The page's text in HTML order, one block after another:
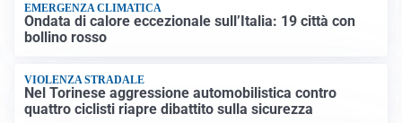
EMERGENZA CLIMATICA
Ondata di calore eccezionale sull’Italia: 19 città con
bollino rosso
VIOLENZA STRADALE
Nel Torinese aggressione automobilistica contro
quattro ciclisti riapre dibattito sulla sicurezza